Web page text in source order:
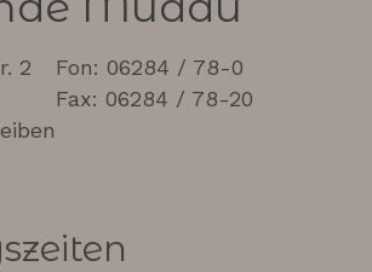
2
Fon: 06284 / 78-0
Fax: 06284 / 78-20